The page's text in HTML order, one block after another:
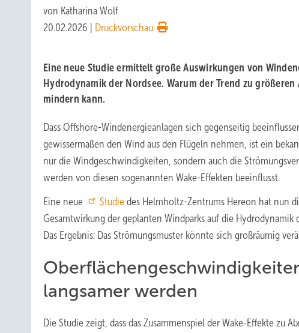
von Katharina Wolf
20.02.2026
Druckvorschau
Eine neue Studie ermittelt große Auswirkungen von
Hydrodynamik der Nordsee. Warum der Trend zu größeren
mindern kann.
Dass Offshore-Windenergieanlagen sich gegenseitig
gewissermaßen den Wind aus den Flügeln nehmen, ist ein
nur die Windgeschwindigkeiten, sondern auch die
werden von diesen sogenannten Wake-Effekten beeinflusst.
Eine neue
Studie des Helmholtz-Zentrums Hereon hat nun
Gesamtwirkung der geplanten Windparks auf die Hydrodynamik
Das Ergebnis: Das Strömungsmuster könnte sich großräumig
langsamer werden
Die Studie zeigt, dass das Zusammenspiel der Wake-Effekte zu